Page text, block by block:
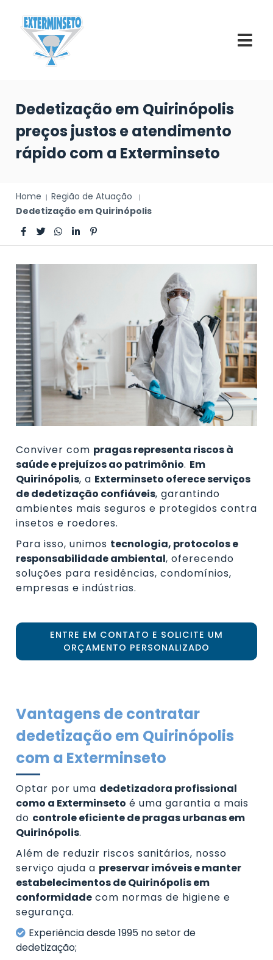
Dedetização em Quirinópolis
preços justos e atendimento
rápido com a Exterminseto
Home
Região de Atuação
Dedetização em Quirinópolis
Conviver com pragas representa riscos à
saúde e prejuízos ao patrimônio. Em
Quirinópolis, a Exterminseto oferece serviços
de dedetização confiáveis, garantindo
ambientes mais seguros e protegidos contra
insetos e roedores.
Para isso, unimos tecnologia, protocolos e
responsabilidade ambiental, oferecendo
soluções para residências, condomínios,
empresas e indústrias.
ENTRE EM CONTATO E SOLICITE UM
ORÇAMENTO PERSONALIZADO
Vantagens de contratar
dedetização em Quirinópolis
com a Exterminseto
Optar por uma dedetizadora profissional
como a Exterminseto é uma garantia a mais
do controle eficiente de pragas urbanas em
Quirinópolis.
Além de reduzir riscos sanitários, nosso
serviço ajuda a preservar imóveis e manter
estabelecimentos de Quirinópolis em
conformidade com normas de higiene e
segurança.
Experiência desde 1995 no setor de
dedetização;